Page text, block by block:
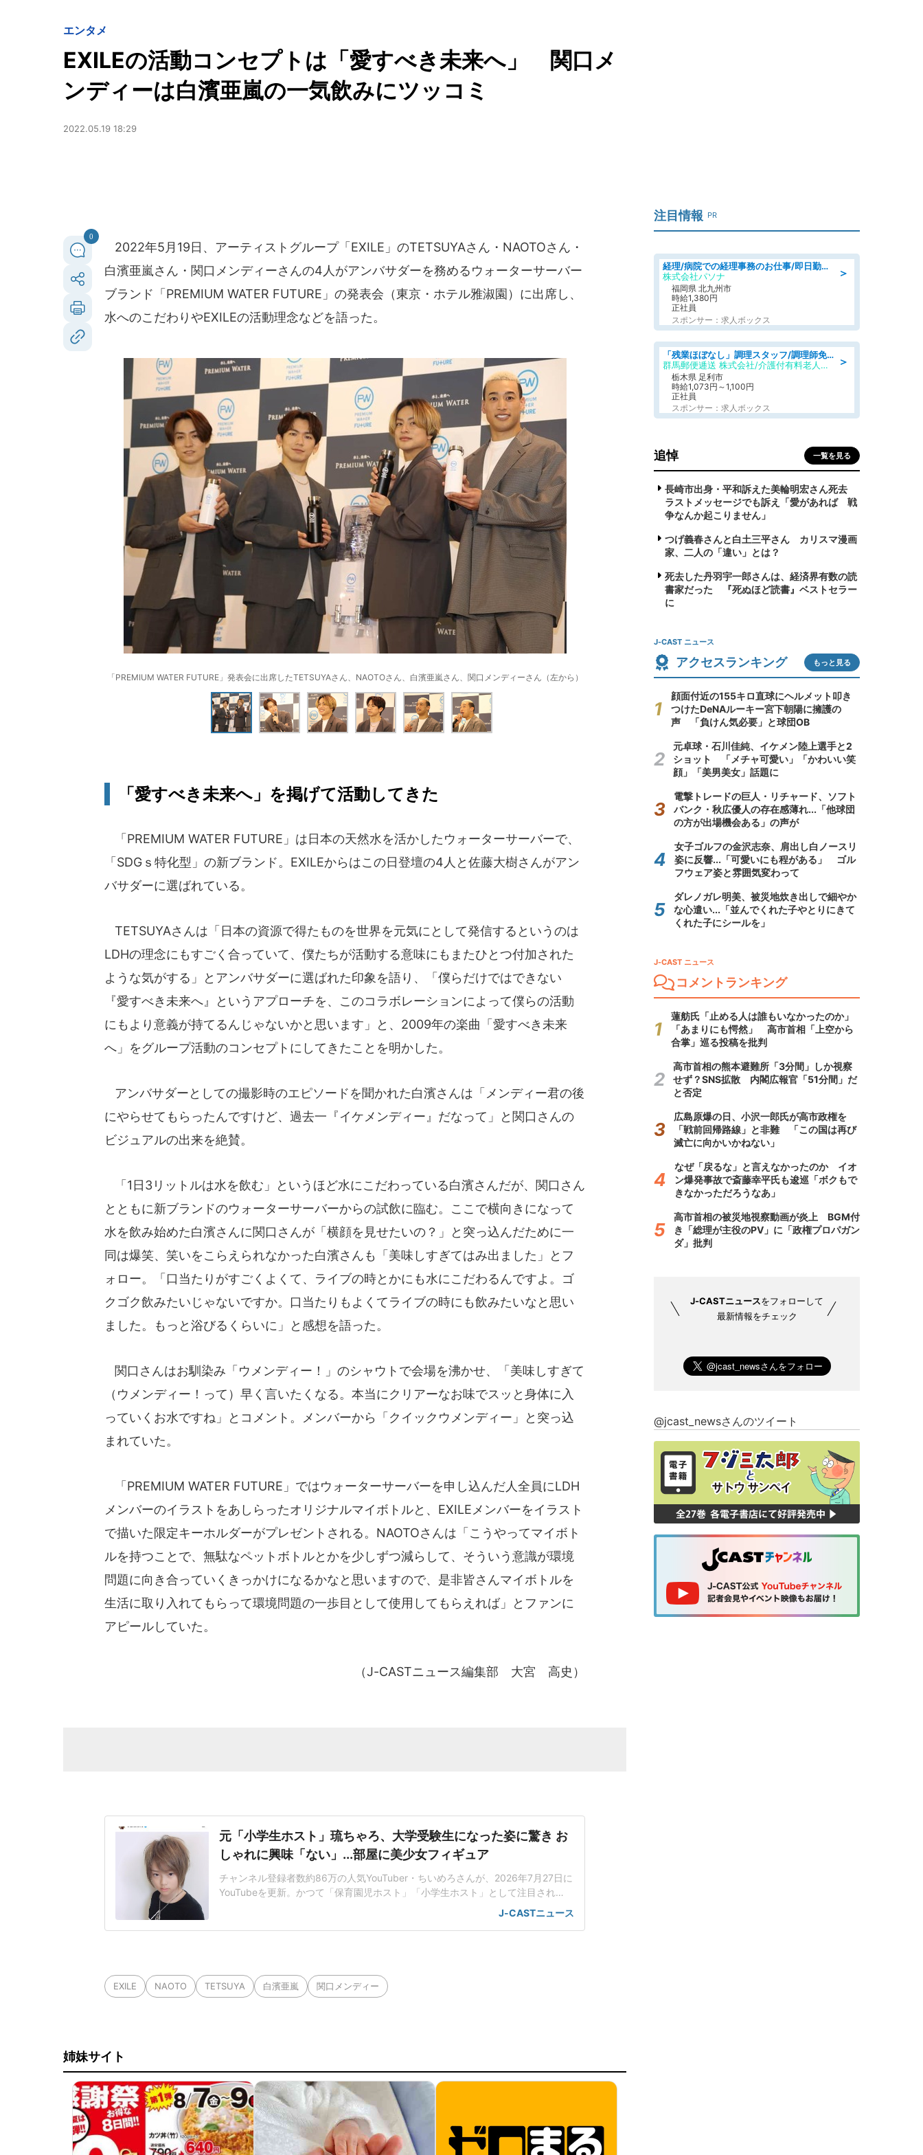
エンタメ
EXILEの活動コンセプトは「愛すべき未来へ」 関口メ
ンディーは白濱亜嵐の一気飲みにツッコミ
2022.05.19 18:29
0
2022年5月19日、アーティストグループ「EXILE」のTETSUYAさん・NAOTOさん・
白濱亜嵐さん・関口メンディーさんの4人がアンバサダーを務めるウォーターサーバー
ブランド「PREMIUM WATER FUTURE」の発表会（東京・ホテル雅淑園）に出席し、
水へのこだわりやEXILEの活動理念などを語った。
「PREMIUM WATER FUTURE」発表会に出席したTETSUYAさん、NAOTOさん、白濱亜嵐さん、関口メンディーさん（左から）
「愛すべき未来へ」を掲げて活動してきた
「PREMIUM WATER FUTURE」は日本の天然水を活かしたウォーターサーバーで、
「SDGｓ特化型」の新ブランド。EXILEからはこの日登壇の4人と佐藤大樹さんがアン
バサダーに選ばれている。
TETSUYAさんは「日本の資源で得たものを世界を元気にとして発信するというのは
LDHの理念にもすごく合っていて、僕たちが活動する意味にもまたひとつ付加された
ような気がする」とアンバサダーに選ばれた印象を語り、「僕らだけではできない
『愛すべき未来へ』というアプローチを、このコラボレーションによって僕らの活動
にもより意義が持てるんじゃないかと思います」と、2009年の楽曲「愛すべき未来
へ」をグループ活動のコンセプトにしてきたことを明かした。
アンバサダーとしての撮影時のエピソードを聞かれた白濱さんは「メンディー君の後
にやらせてもらったんですけど、過去一『イケメンディー』だなって」と関口さんの
ビジュアルの出来を絶賛。
「1日3リットルは水を飲む」というほど水にこだわっている白濱さんだが、関口さん
とともに新ブランドのウォーターサーバーからの試飲に臨む。ここで横向きになって
水を飲み始めた白濱さんに関口さんが「横顔を見せたいの？」と突っ込んだために一
同は爆笑、笑いをこらえられなかった白濱さんも「美味しすぎてはみ出ました」とフ
ォロー。「口当たりがすごくよくて、ライブの時とかにも水にこだわるんですよ。ゴ
クゴク飲みたいじゃないですか。口当たりもよくてライブの時にも飲みたいなと思い
ました。もっと浴びるくらいに」と感想を語った。
関口さんはお馴染み「ウメンディー！」のシャウトで会場を沸かせ、「美味しすぎて
（ウメンディー！って）早く言いたくなる。本当にクリアーなお味でスッと身体に入
っていくお水ですね」とコメント。メンバーから「クイックウメンディー」と突っ込
まれていた。
「PREMIUM WATER FUTURE」ではウォーターサーバーを申し込んだ人全員にLDH
メンバーのイラストをあしらったオリジナルマイボトルと、EXILEメンバーをイラスト
で描いた限定キーホルダーがプレゼントされる。NAOTOさんは「こうやってマイボト
ルを持つことで、無駄なペットボトルとかを少しずつ減らして、そういう意識が環境
問題に向き合っていくきっかけになるかなと思いますので、是非皆さんマイボトルを
生活に取り入れてもらって環境問題の一歩目として使用してもらえれば」とファンに
アピールしていた。
（J-CASTニュース編集部 大宮 高史）
元「小学生ホスト」琉ちゃろ、大学受験生になった姿に驚き お
しゃれに興味「ない」...部屋に美少女フィギュア
チャンネル登録者数約86万の人気YouTuber・ちいめろさんが、2026年7月27日に
YouTubeを更新。かつて「保育園児ホスト」「小学生ホスト」として注目され
た、息子の琉ちゃろさんの「ルームツアー」を公開した。「家の勉強時間より
も、塾とか行っとる方が長い」大学受験生になったという琉ちゃろさん。幼い頃
J-CASTニュース
EXILE NAOTO TETSUYA 白濱亜嵐 関口メンディー
姉妹サイト
注目情報 PR
＞
経理/病院での経理事務のお仕事/即日勤務可/車通勤可/経理/一般事務
株式会社パソナ
福岡県 北九州市
時給1,380円
正社員
スポンサー：求人ボックス
＞
「残業ほぼなし」調理スタッフ/調理師免許必須/正職員/日勤のみ/介護付き有料老人ホーム/社会保障完備
群馬郵便逓送 株式会社/介護付有料老人ホーム ふる里
栃木県 足利市
時給1,073円～1,100円
正社員
スポンサー：求人ボックス
追悼 一覧を見る
長崎市出身・平和訴えた美輪明宏さん死去
ラストメッセージでも訴え「愛があれば 戦
争なんか起こりません」
つげ義春さんと白土三平さん カリスマ漫画
家、二人の「違い」とは？
死去した丹羽宇一郎さんは、経済界有数の読
書家だった 『死ぬほど読書』ベストセラー
に
J-CAST ニュース
アクセスランキング もっと見る
顔面付近の155キロ直球にヘルメット叩き
つけたDeNAルーキー宮下朝陽に擁護の
声 「負けん気必要」と球団OB
元卓球・石川佳純、イケメン陸上選手と2
ショット 「メチャ可愛い」「かわいい笑
顔」「美男美女」話題に
電撃トレードの巨人・リチャード、ソフト
バンク・秋広優人の存在感薄れ...「他球団
の方が出場機会ある」の声が
女子ゴルフの金沢志奈、肩出し白ノースリ
姿に反響...「可愛いにも程がある」 ゴル
フウェア姿と雰囲気変わって
ダレノガレ明美、被災地炊き出しで細やか
な心遣い...「並んでくれた子やとりにきて
くれた子にシールを」
J-CAST ニュース
コメントランキング
蓮舫氏「止める人は誰もいなかったのか」
「あまりにも愕然」 高市首相「上空から
合掌」巡る投稿を批判
高市首相の熊本避難所「3分間」しか視察
せず？SNS拡散 内閣広報官「51分間」だ
と否定
広島原爆の日、小沢一郎氏が高市政権を
「戦前回帰路線」と非難 「この国は再び
滅亡に向かいかねない」
なぜ「戻るな」と言えなかったのか イオ
ン爆発事故で斎藤幸平氏も逡巡「ボクもで
きなかっただろうなあ」
高市首相の被災地視察動画が炎上 BGM付
き「総理が主役のPV」に「政権プロパガン
ダ」批判
J-CASTニュースをフォローして
最新情報をチェック
@jcast_newsさんのツイート